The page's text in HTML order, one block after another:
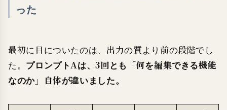
った
最初に目についたのは、出力の質より前の段階でし
た。 プロンプトAは、3回とも「何を編集できる機能
なのか」自体が違いました。